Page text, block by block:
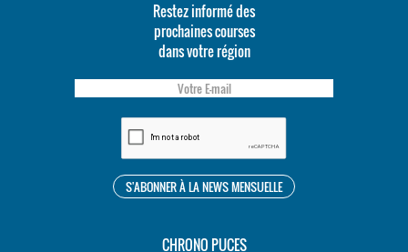
Restez informé des
prochaines courses
dans votre région
CHRONO PUCES